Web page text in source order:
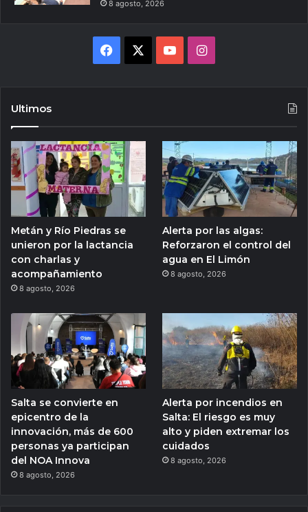
8 agosto, 2026
Facebook YouTubeInstagram
Ultimos
Metán y Río Piedras se
unieron por la lactancia
con charlas y
acompañamiento
8 agosto, 2026
Alerta por las algas:
Reforzaron el control del
agua en El Limón
8 agosto, 2026
Salta se convierte en
epicentro de la
innovación, más de 600
personas ya participan
del NOA Innova
8 agosto, 2026
Alerta por incendios en
Salta: El riesgo es muy
alto y piden extremar los
cuidados
8 agosto, 2026